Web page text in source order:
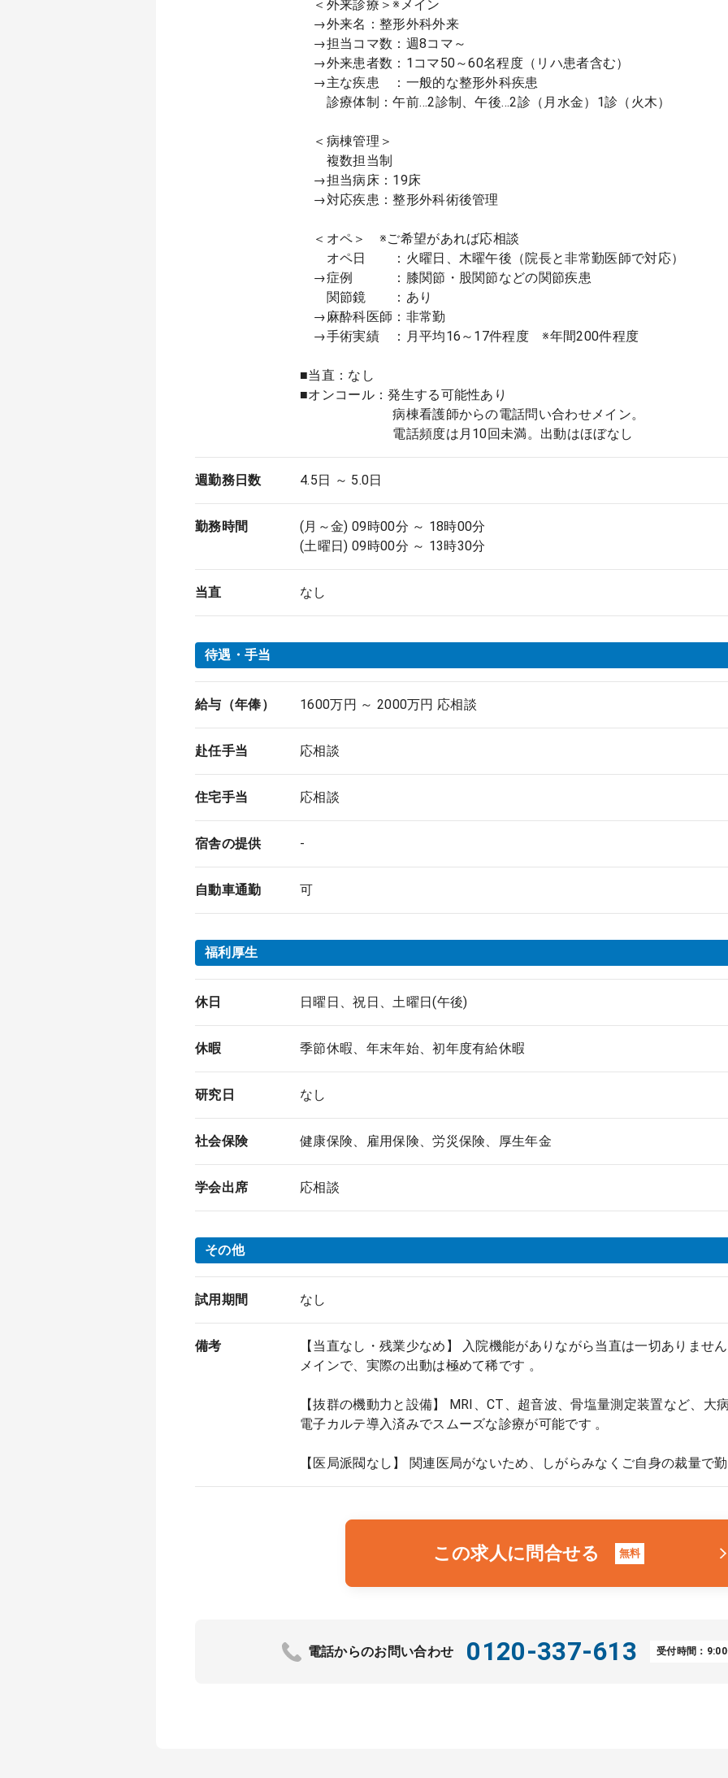
＜外来診療＞※メイン
→外来名：整形外科外来
→担当コマ数：週8コマ～
→外来患者数：1コマ50～60名程度（リハ患者含む）
→主な疾患 ：一般的な整形外科疾患
診療体制：午前…2診制、午後…2診（月水金）1診（火木
＜病棟管理＞
複数担当制
→担当病床：19床
→対応疾患：整形外科術後管理
＜オペ＞ ※ご希望があれば応相談
オペ日 ：火曜日、木曜午後（院長と非常勤医師で対応）
→症例 ：膝関節・股関節などの関節疾患
関節鏡 ：あり
→麻酔科医師：非常勤
→手術実績 ：月平均16～17件程度 ※年間200件程度
■当直：なし
■オンコール：発生する可能性あり
病棟看護師からの電話問い合わせメイン。
電話頻度は月10回未満。出動はほぼなし
週勤務日数 4.5日 ～ 5.0日
勤務時間
(月～金) 09時00分 ～ 18時00分
(土曜日) 09時00分 ～ 13時30分
当直 なし
待遇・手当
給与（年俸） 1600万円 ～ 2000万円 応相談
赴任手当 応相談
住宅手当 応相談
宿舎の提供 -
自動車通勤 可
福利厚生
休日 日曜日、祝日、土曜日(午後)
休暇 季節休暇、年末年始、初年度有給休暇
研究日 なし
社会保険 健康保険、雇用保険、労災保険、厚生年金
学会出席 応相談
その他
試用期間 なし
備考
【当直なし・残業少なめ】 入院機能がありながら当直は一切ありませ
メインで、実際の出動は極めて稀です 。
【抜群の機動力と設備】 MRI、CT、超音波、骨塩量測定装置など、大
電子カルテ導入済みでスムーズな診療が可能です 。
【医局派閥なし】 関連医局がないため、しがらみなくご自身の裁量で
この求人に問合せる 無料
電話からのお問い合わせ 0120-337-613 受付時間：